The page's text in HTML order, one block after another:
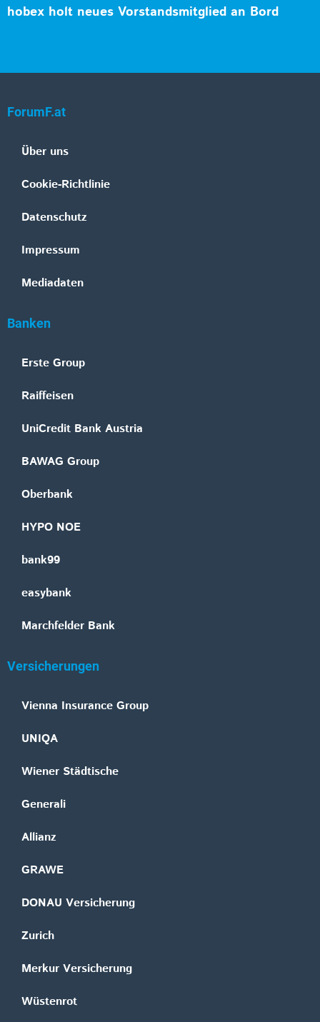
hobex holt neues Vorstandsmitglied an Bord
ForumF.at
Über uns
Cookie-Richtlinie
Datenschutz
Impressum
Mediadaten
Banken
Erste Group
Raiffeisen
UniCredit Bank Austria
BAWAG Group
Oberbank
HYPO NOE
bank99
easybank
Marchfelder Bank
Versicherungen
Vienna Insurance Group
UNIQA
Wiener Städtische
Generali
Allianz
GRAWE
DONAU Versicherung
Zurich
Merkur Versicherung
Wüstenrot